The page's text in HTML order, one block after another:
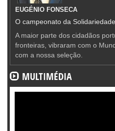
EUGÉNIO FONSECA
O campeonato da Solidariedade
A maior parte dos cidadãos
fronteiras, vibraram com o
com a nossa seleção.
MULTIMÉDIA